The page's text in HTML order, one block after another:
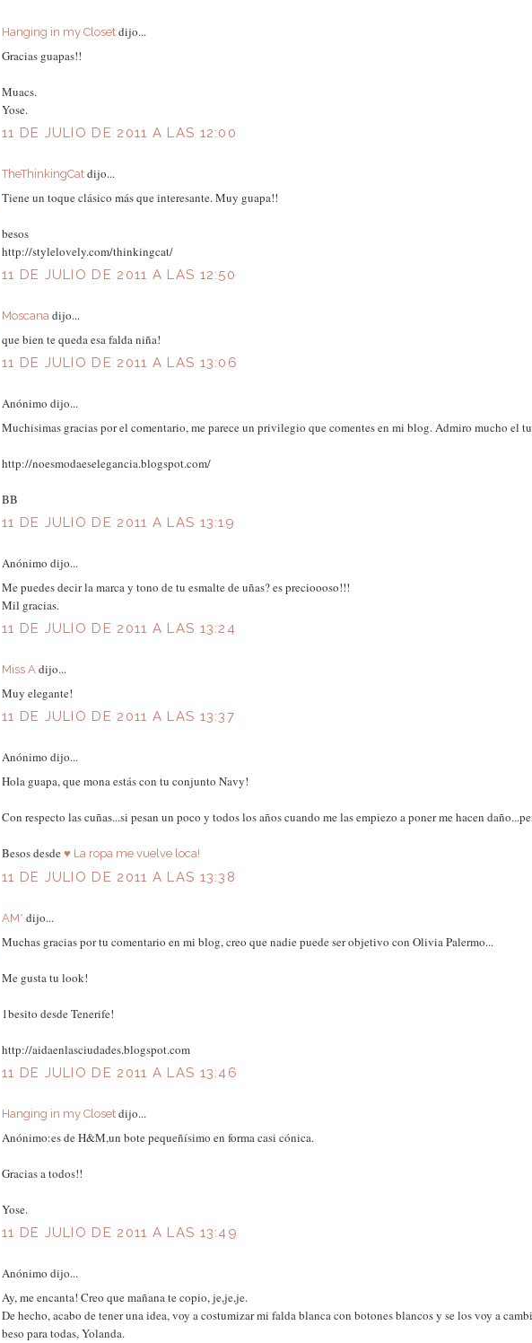
Hanging in my Closetdijo...
Gracias guapas!!
Muacs.
Yose.
11 DE JULIO DE 2011 A LAS 12:00
TheThinkingCatdijo...
Tiene un toque clásico más que interesante. Muy guapa!!
besos
http://stylelovely.com/thinkingcat/
11 DE JULIO DE 2011 A LAS 12:50
Moscanadijo...
que bien te queda esa falda niña!
11 DE JULIO DE 2011 A LAS 13:06
Anónimo dijo...
Muchisimas gracias por el comentario, me parece un privilegio que comentes en mi blog. Admiro mucho el
http://noesmodaeselegancia.blogspot.com/
BB
11 DE JULIO DE 2011 A LAS 13:19
Anónimo dijo...
Me puedes decir la marca y tono de tu esmalte de uñas? es precioooso!!!
Mil gracias.
11 DE JULIO DE 2011 A LAS 13:24
Miss Adijo...
Muy elegante!
11 DE JULIO DE 2011 A LAS 13:37
Anónimo dijo...
Hola guapa, que mona estás con tu conjunto Navy!
Con respecto las cuñas...si pesan un poco y todos los años cuando me las empiezo a poner me hacen
Besos desde ♥ La ropa me vuelve loca!
11 DE JULIO DE 2011 A LAS 13:38
AM* dijo...
Muchas gracias por tu comentario en mi blog, creo que nadie puede ser objetivo con Olivia Palermo...
Me gusta tu look!
1besito desde Tenerife!
http://aidaenlasciudades.blogspot.com
11 DE JULIO DE 2011 A LAS 13:46
Hanging in my Closetdijo...
Anónimo:es de H&M,un bote pequeñísimo en forma casi cónica.
Gracias a todos!!
Yose.
11 DE JULIO DE 2011 A LAS 13:49
Anónimo dijo...
Ay, me encanta! Creo que mañana te copio, je,je,je.
De hecho, acabo de tener una idea, voy a costumizar mi falda blanca con botones blancos y se los voy a
beso para todas, Yolanda.